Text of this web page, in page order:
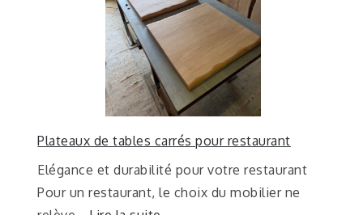
Plateaux de tables carrés pour restaurant
Elégance et durabilité pour votre restaurant
Pour un restaurant, le choix du mobilier ne